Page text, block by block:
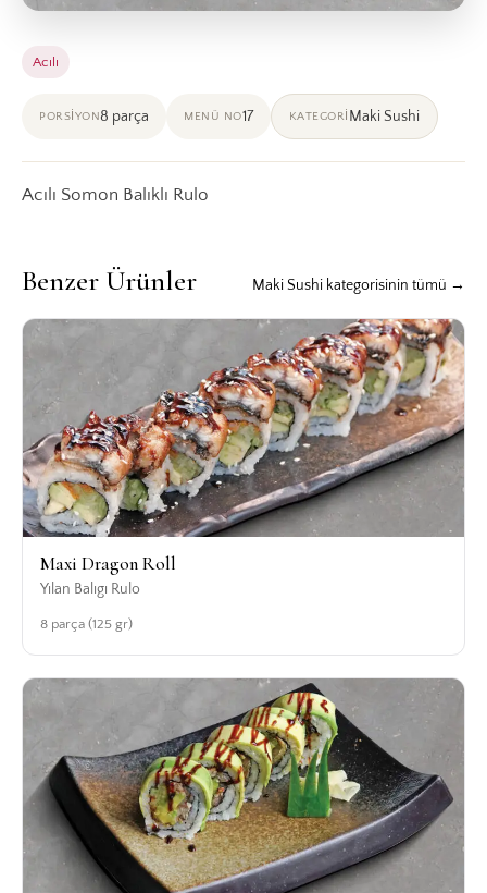
Acılı
PORSIYON8 parça MENÜ NO17 KATEGORI Maki Sushi
Acılı Somon Balıklı Rulo
Benzer Ürünler Maki Sushi kategorisinin tümü →
Maxi Dragon Roll
Yılan Balıgı Rulo
8 parça (125 gr)